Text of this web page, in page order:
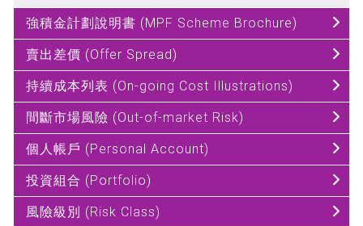
強積金計劃說明書 (MPF Scheme Brochure)
賣出差價 (Offer Spread)
持續成本列表 (On-going Cost Illustrations)
間斷市場風險 (Out-of-market Risk)
個人帳戶 (Personal Account)
投資組合 (Portfolio)
風險級別 (Risk Class)